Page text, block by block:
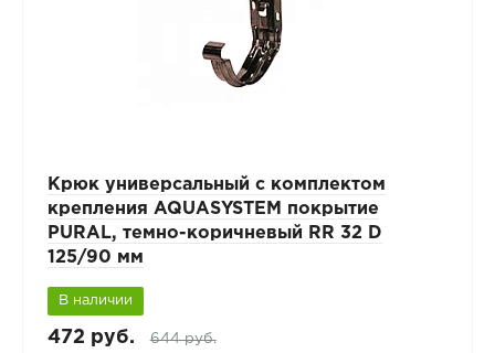
Крюк универсальный с комплектом
крепления AQUASYSTEM покрытие
PURAL, темно-коричневый RR 32 D
125/90 мм
В наличии
472 руб. 644 руб.